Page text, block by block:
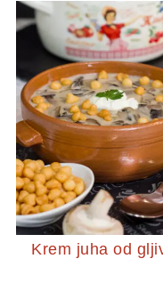
Krem juha od